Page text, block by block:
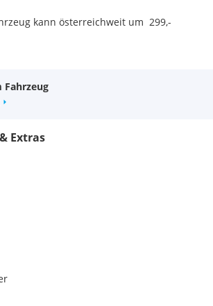
kann österreichweit um  299,-
abblendbar
vorne
hinten
Fahrzeug
Extras